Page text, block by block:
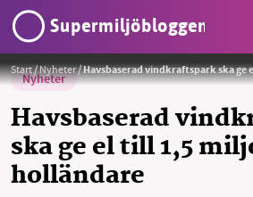
Supermiljöbloggen
HEM
Start/Nyheter/Havsbaserad vindkraftspark ska ge
Nyheter
Havsbaserad
ska ge el till 1,5
holländare